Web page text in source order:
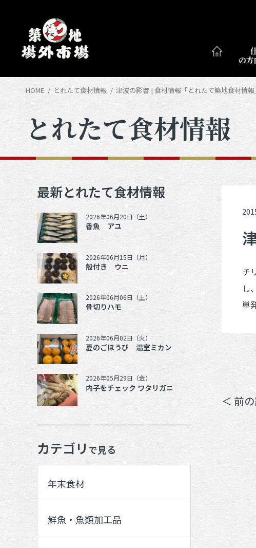
の
HOME とれたて食材情報 津波の影響 | 食材情報「とれたて築地食材情報
とれたて食材情報
チ
し
単
＜ 前
最新とれたて食材情報
2026年06月20日（土）
香魚 アユ
2026年06月15日（月）
殻付き ウニ
2026年06月06日（土）
骨切りハモ
2026年06月02日（火）
夏のごほうび 温室ミカン
2026年05月29日（金）
内子をチェック ワタリガニ
カテゴリで見る
年末食材
鮮魚・魚類加工品